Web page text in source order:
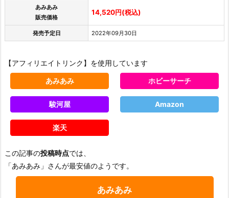
あみあみ
販売価格
14,520円(税込)
発売予定日 2022年09月30日
【アフィリエイトリンク】を使用しています
あみあみ ホビーサーチ
駿河屋 Amazon
楽天
この記事の投稿時点では、
「あみあみ」さんが最安値のようです。
あみあみ